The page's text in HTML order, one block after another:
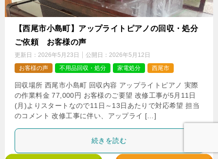
【西尾市小島町】アップライトピアノの回収・処分
ご依頼 お客様の声
更新日： 2026年5月23日 公開日： 2026年5月12日
お客様の声
不用品回収・処分 家電処分 西尾市
回収場所 西尾市小島町 回収内容 アップライトピアノ 実際
の作業料金 77,000円 お客様のご要望 改修工事が5月11日
(月)よりスタートなので11日～13日あたりで対応希望 担当
のコメント 改修工事に伴い、アップライ […]
続きを読む